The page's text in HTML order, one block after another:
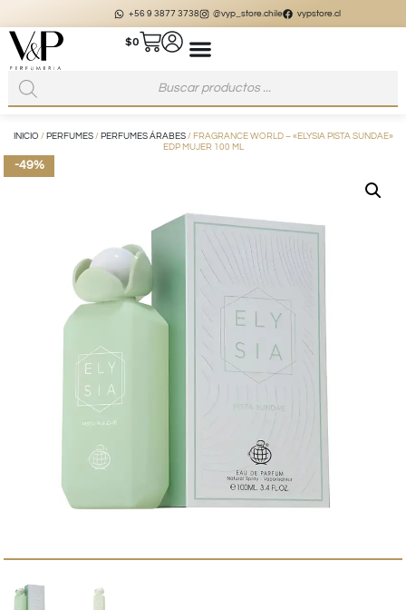
+56 9 3877 3738 @vyp_store.chile vypstore.cl
$0
INICIO / PERFUMES/ PERFUMES ÁRABES/ FRAGRANCE WORLD – «ELYSIA PISTA SUNDAE»
EDP MUJER 100 ML
-49%